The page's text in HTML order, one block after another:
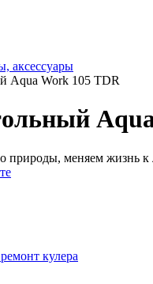
аксессуары
Aqua Work 105 TDR
природы, меняем жизнь
кулера